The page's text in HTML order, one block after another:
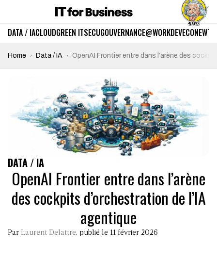
DATA / IACLOUDGREEN ITSECUGOUVERNANCE@WORKDEVECO
Home Data / IA OpenAI Frontier entre dans l’arène des
DATA / IA
OpenAI Frontier entre dans l’arène
des cockpits d’orchestration de l’IA
agentique
Par Laurent Delattre, publié le 11 février 2026